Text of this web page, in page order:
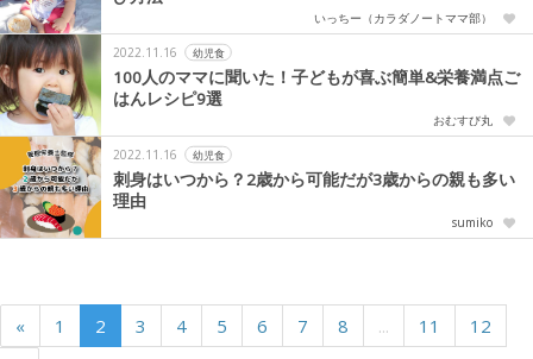
いっちー（カラダノートママ部）
2022.11.16 幼児食
100人のママに聞いた！子どもが喜ぶ簡単&栄養満点ご
はんレシピ9選
おむすび丸
2022.11.16 幼児食
刺身はいつから？2歳から可能だが3歳からの親も多い
理由
sumiko
« 1 2 3 4 5 6 7 8 ... 11
12